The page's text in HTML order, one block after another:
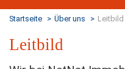
Startseite > Über uns > Leitbild
Leitbild